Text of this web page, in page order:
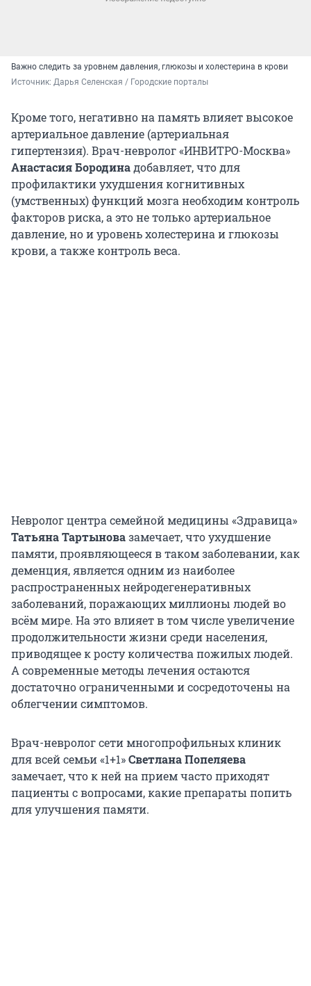
Важно следить за уровнем давления, глюкозы и холестерина в крови
Источник: Дарья Селенская / Городские порталы
Кроме того, негативно на память влияет высокое
артериальное давление (артериальная
гипертензия). Врач-невролог «ИНВИТРО-Москва»
Анастасия Бородинадобавляет, что для
профилактики ухудшения когнитивных
(умственных) функций мозга необходим контроль
факторов риска, а это не только артериальное
давление, но и уровень холестерина и глюкозы
крови, а также контроль веса.
Невролог центра семейной медицины «Здравица»
Татьяна Тартыновазамечает, что ухудшение
памяти, проявляющееся в таком заболевании, как
деменция, является одним из наиболее
распространенных нейродегенеративных
заболеваний, поражающих миллионы людей во
всём мире. На это влияет в том числе увеличение
продолжительности жизни среди населения,
приводящее к росту количества пожилых людей.
А современные методы лечения остаются
достаточно ограниченными и сосредоточены на
облегчении симптомов.
Врач-невролог сети многопрофильных клиник
для всей семьи «1+1»Светлана Попеляева
замечает, что к ней на прием часто приходят
пациенты с вопросами, какие препараты попить
для улучшения памяти.